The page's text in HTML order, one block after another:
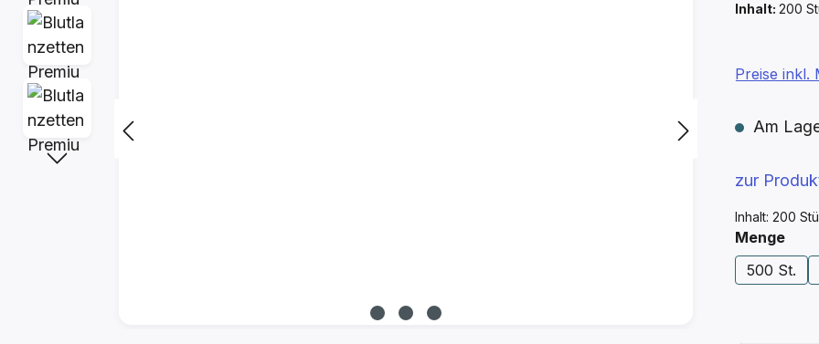
Inhalt: 200
Inhalt: 200
Preise inkl.
Am
zur
Menge
500 St.